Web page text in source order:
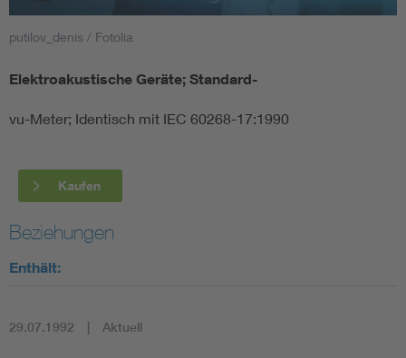
Smart Cities
DKE Fachinformationen im Kontext der Normung
Circular Economy für mehr Ressourceneffizienz
Cybersecurity in der Industrieautomatisierung
Elektrofachkraft (EFK)
putilov_denis / Fotolia
Elektroakustische Geräte; Standard-
vu-Meter; Identisch mit IEC 60268-17:1990
Kaufen
Beziehungen
Enthält:
29.07.1992 Aktuell